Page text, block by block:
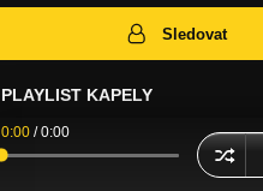
Sledovat
PLAYLIST KAPELY
0:00 /0:00